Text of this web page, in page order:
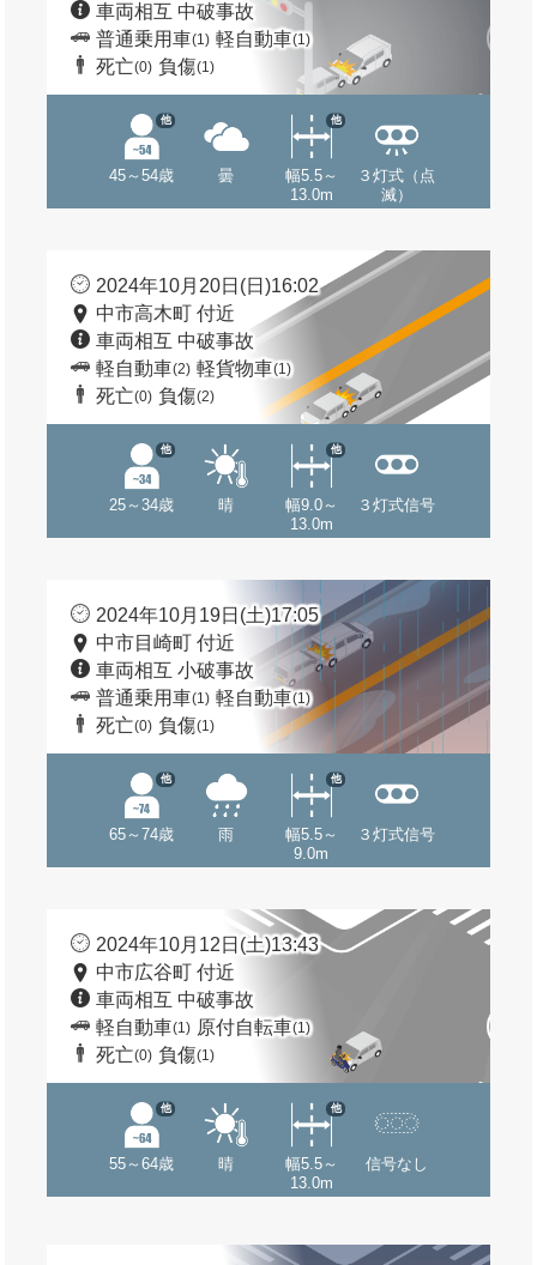
車両相互 中破事故
普通乗用車(1) 軽自動車(1)
死亡(0) 負傷(1)
45～54歳
他
曇
幅5.5～
13.0m
他
３灯式（点
滅）
2024年10月20日(日)16:02
中市高木町 付近
車両相互 中破事故
軽自動車(2) 軽貨物車(1)
死亡(0) 負傷(2)
25～34歳
他
晴
幅9.0～
13.0m
他
３灯式信号
2024年10月19日(土)17:05
中市目崎町 付近
車両相互 小破事故
普通乗用車(1) 軽自動車(1)
死亡(0) 負傷(1)
65～74歳
他
雨
幅5.5～
9.0m
他
３灯式信号
2024年10月12日(土)13:43
中市広谷町 付近
車両相互 中破事故
軽自動車(1) 原付自転車(1)
死亡(0) 負傷(1)
55～64歳
他
晴
幅5.5～
13.0m
他
信号なし